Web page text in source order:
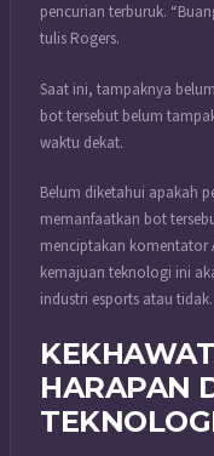
pencurian terburuk.
tulis Rogers.
Saat ini, tampaknya
bot tersebut belum
waktu dekat.
Belum diketahui apakah
memanfaatkan bot
menciptakan komentator
kemajuan teknologi ini
industri esports atau tidak.
HARAPAN